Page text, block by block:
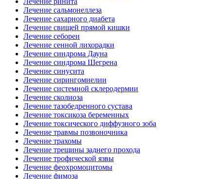
Лечение сальмонеллеза
Лечение сахарного диабета
Лечение свищей прямой кишки
Лечение себореи
Лечение сенной лихорадки
Лечение синдрома Дауна
Лечение синдрома Шегрена
Лечение синусита
Лечение сирингомиелии
Лечение системной склеродермии
Лечение сколиоза
Лечение тазобедренного сустава
Лечение токсикоза беременных
Лечение токсического диффузного зоба
Лечение травмы позвоночника
Лечение трахомы
Лечение трещины заднего прохода
Лечение трофической язвы
Лечение феохромоцитомы
Лечение фимоза